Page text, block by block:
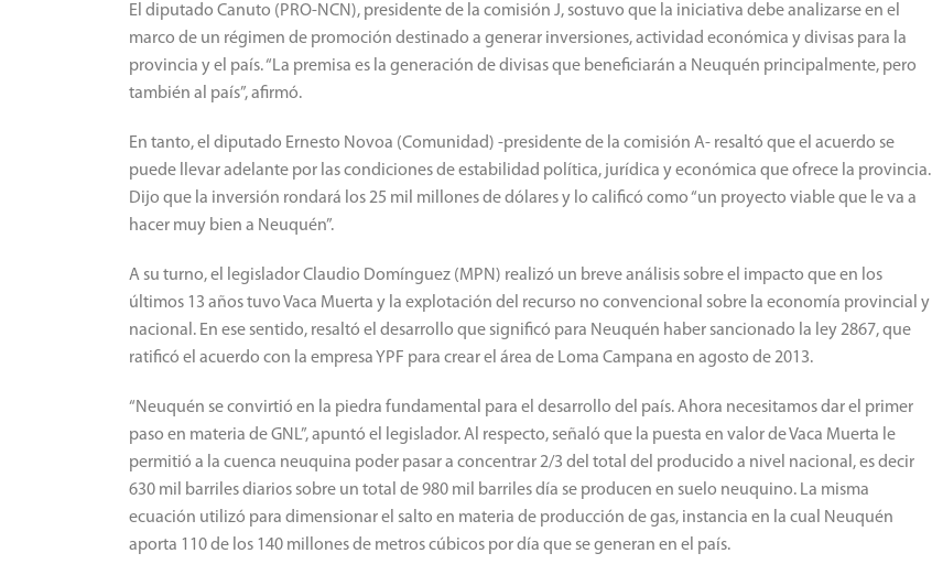
El diputado Canuto (PRO-NCN), presidente de la comisión J, sostuvo que la iniciativa debe analizarse en el
marco de un régimen de promoción destinado a generar inversiones, actividad económica y divisas para la
provincia y el país. “La premisa es la generación de divisas que beneficiarán a Neuquén principalmente, pero
también al país”, afirmó.
En tanto, el diputado Ernesto Novoa (Comunidad) -presidente de la comisión A- resaltó que el acuerdo se
puede llevar adelante por las condiciones de estabilidad política, jurídica y económica que ofrece la provincia.
Dijo que la inversión rondará los 25 mil millones de dólares y lo calificó como “un proyecto viable que le va a
hacer muy bien a Neuquén”.
A su turno, el legislador Claudio Domínguez (MPN) realizó un breve análisis sobre el impacto que en los
últimos 13 años tuvo Vaca Muerta y la explotación del recurso no convencional sobre la economía provincial y
nacional. En ese sentido, resaltó el desarrollo que significó para Neuquén haber sancionado la ley 2867, que
ratificó el acuerdo con la empresa YPF para crear el área de Loma Campana en agosto de 2013.
“Neuquén se convirtió en la piedra fundamental para el desarrollo del país. Ahora necesitamos dar el primer
paso en materia de GNL”, apuntó el legislador. Al respecto, señaló que la puesta en valor de Vaca Muerta le
permitió a la cuenca neuquina poder pasar a concentrar 2/3 del total del producido a nivel nacional, es decir
630 mil barriles diarios sobre un total de 980 mil barriles día se producen en suelo neuquino. La misma
ecuación utilizó para dimensionar el salto en materia de producción de gas, instancia en la cual Neuquén
aporta 110 de los 140 millones de metros cúbicos por día que se generan en el país.